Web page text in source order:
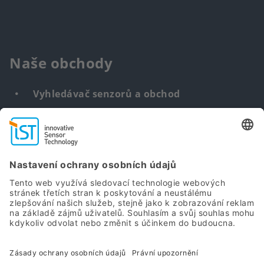
Naše obchody
Vyhledávač senzorů a obchod
Senzory na míru
Find
us